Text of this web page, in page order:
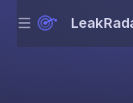
Menu